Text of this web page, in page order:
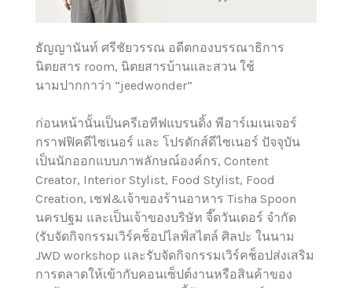
ธัญญานันท์ ศรีชัยวรรณ อดีตกองบรรณาธิการ
นิตยสาร room, นิตยสารบ้านและสวน ใช้
นามปากกาว่า “jeedwonder”
ก่อนหน้านั้นเป็นครีเอทีฟแบรนดิ้ง พีอาร์เมเนเจอร์
กราฟฟิคดีไซเนอร์ และ โปรดักส์ดีไซเนอร์ ปัจจุบัน
เป็นนักออกแบบภาพลักษณ์องค์กร, Content
Creator, Interior Stylist, Food Stylist, Food
Creation, เชฟ&เจ้าของร้านอาหาร Tisha Spoon
นครปฐม และเป็นเจ้าของบริษัท จี๊ดวันเดอร์ จำกัด
(รับจัดกิจกรรมเวิร์คช็อปไลฟ์สไตล์ ศิลปะ ในนาม
JWD workshop และรับจัดกิจกรรมเวิร์คช็อปส่งเสริม
การตลาดให้เข้ากับคอนเซ็ปต์งานหรือสินค้าของ